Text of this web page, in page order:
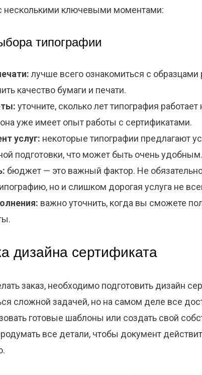
несколькими ключевыми моментами:
типографии
лучше всего ознакомиться с образцами
качество бумаги и печати.
уточните, сколько лет типография
уже имеет опыт работы с сертификатами.
услуг: некоторые типографии предлагают
подготовки, что может быть очень удобным.
бюджет — это важный фактор. Не
но и слишком дорогая услуга не
важно уточнить, когда вы сможете
дизайна сертификата
заказ, необходимо подготовить дизайн
сложной задачей, но на самом деле все
готовые шаблоны или создать свой
все детали, чтобы документ